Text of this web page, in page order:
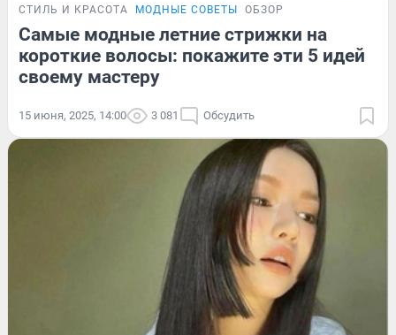
СТИЛЬ И КРАСОТА МОДНЫЕ СОВЕТЫ ОБЗОР
Самые модные летние стрижки на
короткие волосы: покажите эти 5 идей
своему мастеру
15 июня, 2025, 14:00 3 081 Обсудить